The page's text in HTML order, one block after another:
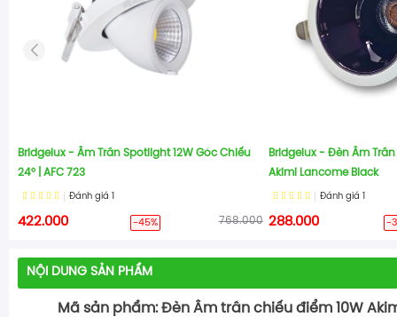
Bridgelux - Âm Trần Spotlight 12W Góc Chiếu
24° | AFC 723
Đánh giá
422.000 -45% 768.000
Bridgelux - Đèn Âm Trần
Akimi Lancome Black
Đánh giá
288.000 -
NỘI DUNG SẢN PHẨM
Mã sản phẩm: Đèn Âm trần chiếu điểm 10W